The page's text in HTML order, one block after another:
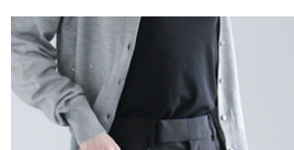
消。如遇「轉專審核」未通過狀況，表示未達
法說明評估內容。
【繳款方式說明】
1.分期款項不併入電信帳單，「大哥付你分期
醒簡訊。
2.透過簡訊連結打開帳單後，可選擇「超商條
帳／街口支付／iPASS MONEY」等通路繳費。
１．簡單：不需註冊會員、不需綁卡、不需儲
２．便利：只要手機號碼，簡訊認證，即可結
３．安心：先確認商品／服務後，再付款。
【「AFTEE先享後付」結帳流程】
１．於結帳方式選擇「AFTEE先享後付」後
結帳頁面，進行簡訊認證並確認金額後，即可
運送方式
全家取貨付款
每筆NT$60，滿NT$388(含以上)免運費
全家純取貨